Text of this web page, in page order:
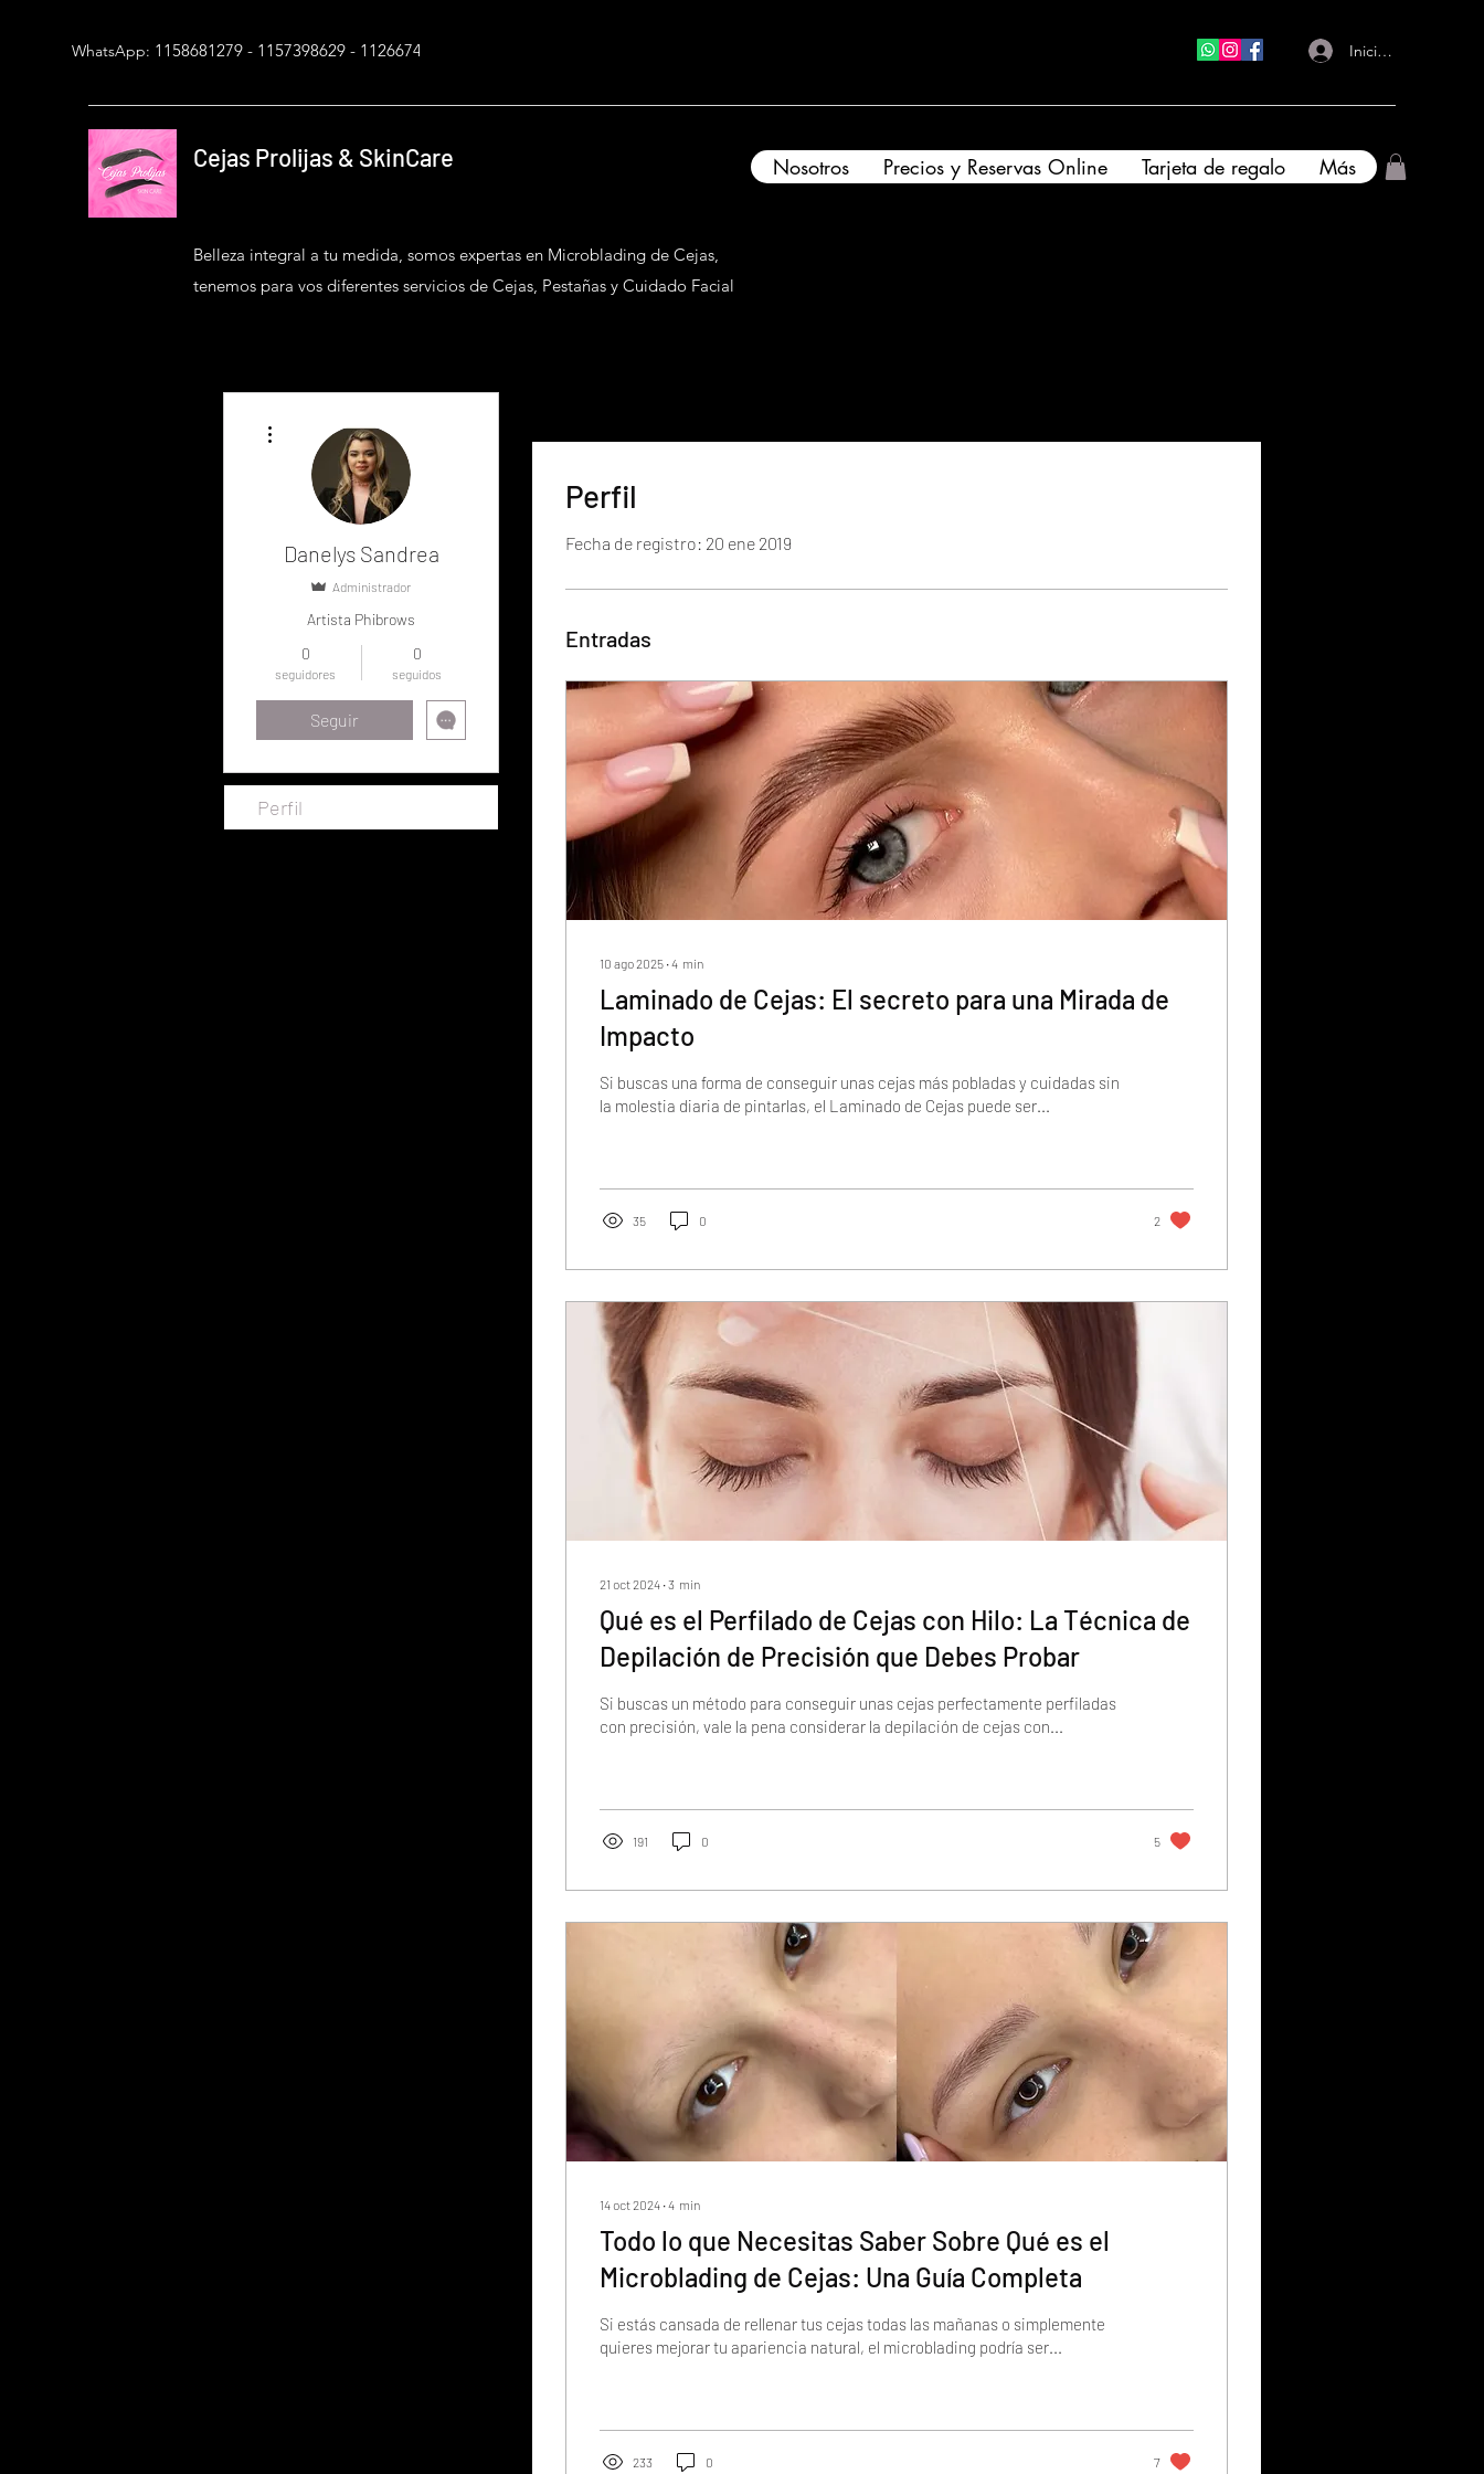
WhatsApp: 1158681279 - 1157398629 - 1126674543 Iniciar sesión
Cejas Prolijas & SkinCare
Belleza integral a tu medida, somos expertas en Microblading de Cejas,
tenemos para vos diferentes servicios de Cejas, Pestañas y Cuidado Facial
Nosotros Precios y Reservas Online Tarjeta de regalo Más
Perfil
Fecha de registro: 20 ene 2019
Entradas
10 ago 2025 ∙4 min
Laminado de Cejas: El secreto para una Mirada de
Impacto
Si buscas una forma de conseguir unas cejas más pobladas y cuidadas sin
la molestia diaria de pintarlas, el Laminado de Cejas puede ser...
35 0 2
21 oct 2024 ∙3 min
Qué es el Perfilado de Cejas con Hilo: La Técnica de
Depilación de Precisión que Debes Probar
Si buscas un método para conseguir unas cejas perfectamente perfiladas
con precisión, vale la pena considerar la depilación de cejas con...
191 0 5
14 oct 2024 ∙4 min
Todo lo que Necesitas Saber Sobre Qué es el
Microblading de Cejas: Una Guía Completa
Si estás cansada de rellenar tus cejas todas las mañanas o simplemente
quieres mejorar tu apariencia natural, el microblading podría ser...
233 0 7
Danelys Sandrea
Administrador
Artista Phibrows
0
seguidores
0
seguidos
Seguir
Perfil